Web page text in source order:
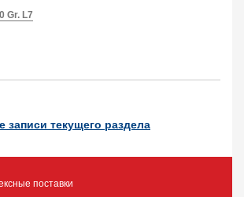
Gr. L7
записи текущего раздела
поставки